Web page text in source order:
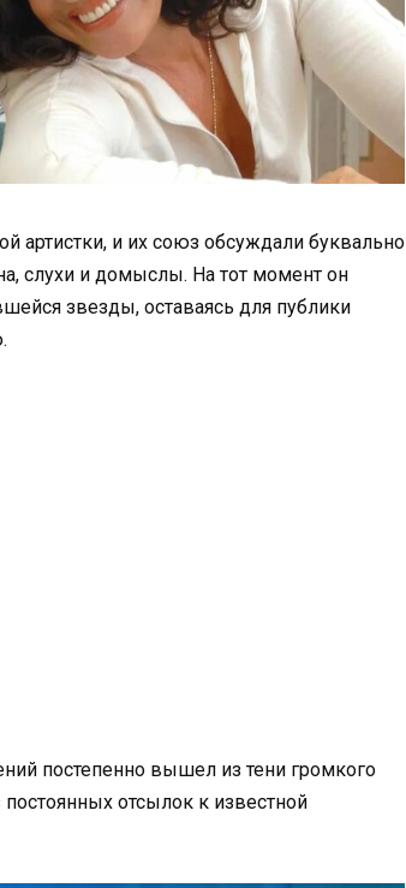
артистки, и их союз обсуждали буквально
слухи и домыслы. На тот момент он
звезды, оставаясь для публики
постепенно вышел из тени громкого
отсылок к известной